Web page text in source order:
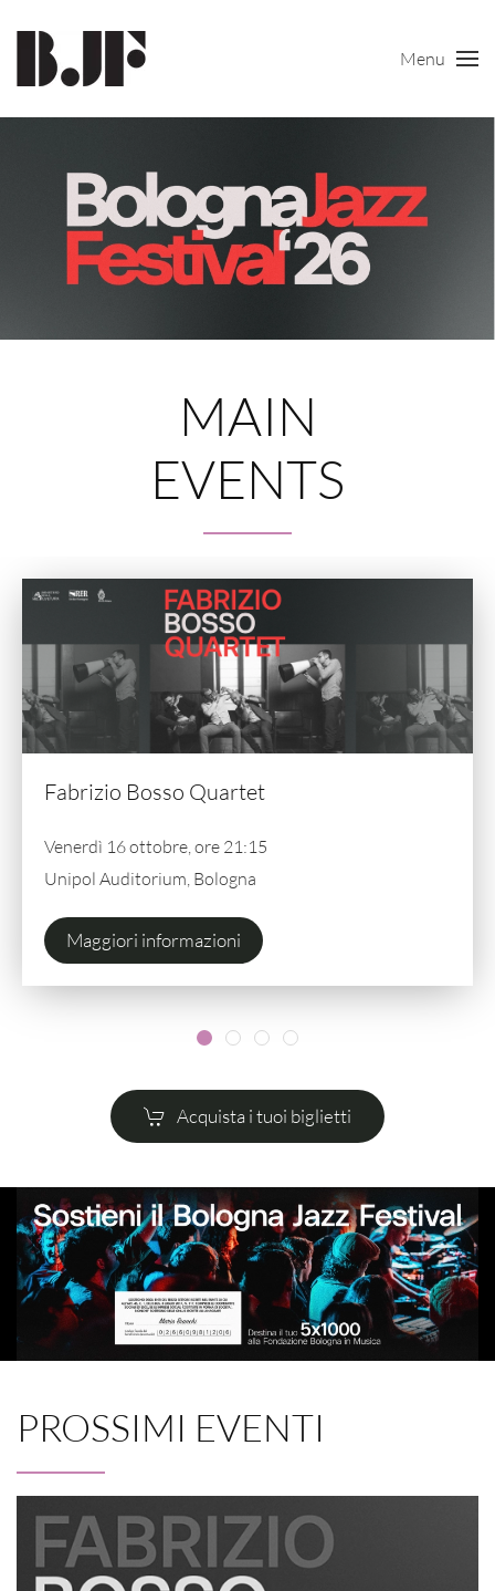
Skip to main content Menu
MAIN
EVENTS
Fabrizio Bosso Quartet
Venerdì 16 ottobre, ore 21:15
Unipol Auditorium, Bologna
Maggiori informazioni
Acquista i tuoi biglietti
PROSSIMI EVENTI